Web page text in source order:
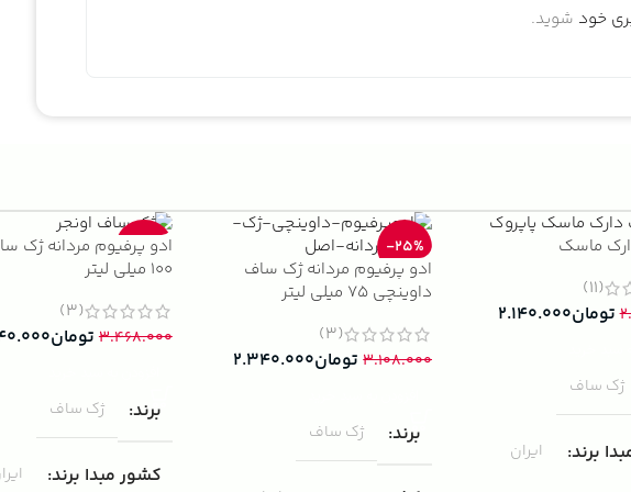
خود شوید.
ماسک
(11)
تومان۲.۱۴۰.۰۰۰
ژک ساف
برند ایران
-25%
ادو پرفیوم مردانه ژک ساف
داوینچی 75 میلی لیتر
(3)
۳.۱۰۸.۰۰۰ تومان۲.۳۴۰.۰۰۰
برند ژک ساف
-33%
ادو پرفیوم مردانه ژک
100 میلی لیتر
(3)
۳.۴۶۸.۰۰۰ تومان
برند ژک ساف
کشور مبدا برند